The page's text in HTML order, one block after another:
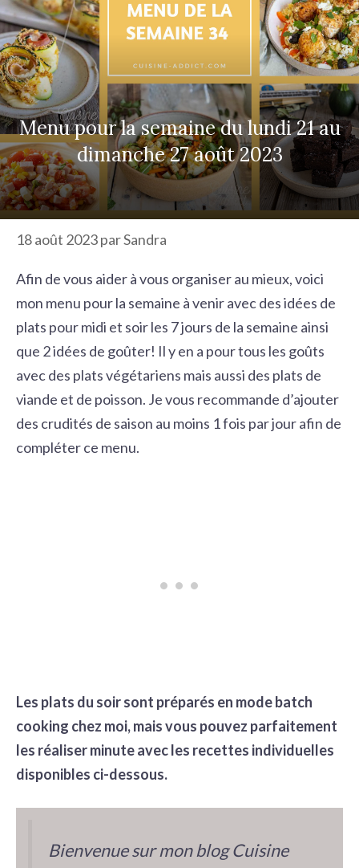
r
c
h
e
r
Menu pour la semaine du lundi 21 au
dimanche 27 août 2023
18 août 2023parSandra
Afin de vous aider à vous organiser au mieux, voici
mon menu pour la semaine à venir avec des idées de
plats pour midi et soir les 7 jours de la semaine ainsi
que 2 idées de goûter! Il y en a pour tous les goûts
avec des plats végétariens mais aussi des plats de
viande et de poisson. Je vous recommande d’ajouter
des crudités de saison au moins 1 fois par jour afin de
compléter ce menu.
Les plats du soir sont préparés en modebatch
cooking chez moi, mais vous pouvez parfaitement
les réaliser minute avec les recettes individuelles
disponibles ci-dessous.
Bienvenue sur mon blog Cuisine